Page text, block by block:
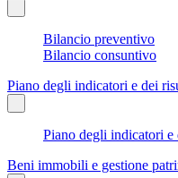
Bilancio preventivo
Bilancio consuntivo
Piano degli indicatori e dei
Piano degli indicatori
Beni immobili e gestione